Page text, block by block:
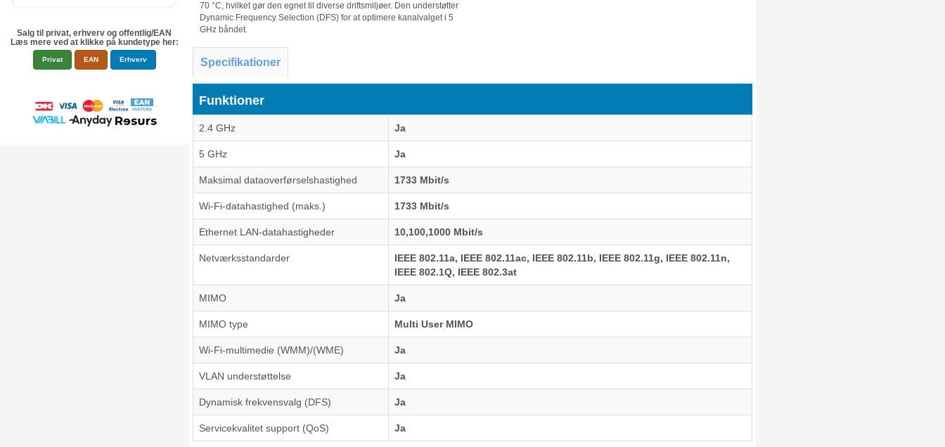
Salg til privat, erhverv og offentlig/EAN
Læs mere ved at klikke på kundetype her:
Privat EAN Erhverv
70 °C, hvilket gør den egnet til diverse driftsmiljøer. Den understøtter
Dynamic Frequency Selection (DFS) for at optimere kanalvalget i 5
GHz båndet.
Specifikationer
Funktioner
2.4 GHz Ja
5 GHz Ja
Maksimal dataoverførselshastighed 1733 Mbit/s
Wi-Fi-datahastighed (maks.) 1733 Mbit/s
Ethernet LAN-datahastigheder 10,100,1000 Mbit/s
Netværksstandarder
IEEE 802.11a, IEEE 802.11ac, IEEE 802.11b, IEEE 802.11g, IEEE 802.11n,
IEEE 802.1Q, IEEE 802.3at
MIMO Ja
MIMO type Multi User MIMO
Wi-Fi-multimedie (WMM)/(WME) Ja
VLAN understøttelse Ja
Dynamisk frekvensvalg (DFS) Ja
Servicekvalitet support (QoS) Ja